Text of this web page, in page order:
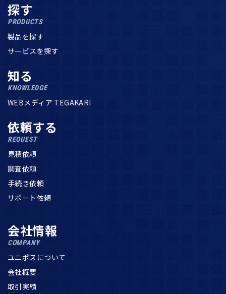
探す
PRODUCTS
製品を探す
サービスを探す
知る
KNOWLEDGE
WEBメディア TEGAKARI
依頼する
REQUEST
見積依頼
調査依頼
手続き依頼
サポート依頼
会社情報
COMPANY
ユニポスについて
会社概要
取引実績